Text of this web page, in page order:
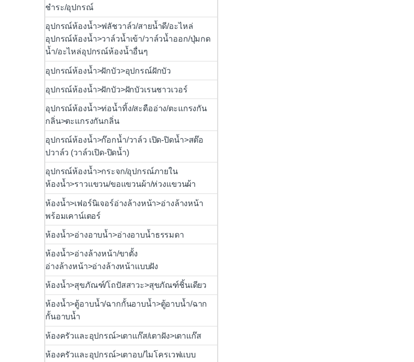
ชำระ/อุปกรณ์
อุปกรณ์ห้องน้ำ>ฟลัชวาล์ว/สายน้ำดี/อะไหล่
อุปกรณ์ห้องน้ำ>วาล์วน้ำเข้า/วาล์วน้ำออก/ปุ่มกด
น้ำ/อะไหล่อุปกรณ์ห้องน้ำอื่นๆ
อุปกรณ์ห้องน้ำ>ฝักบัว>อุปกรณ์ฝักบัว
อุปกรณ์ห้องน้ำ>ฝักบัว>ฝักบัวเรนชาวเวอร์
อุปกรณ์ห้องน้ำ>ท่อน้ำทิ้ง/สะดืออ่าง/ตะแกรงกัน
กลิ่น>ตะแกรงกันกลิ่น
อุปกรณ์ห้องน้ำ>ก๊อกน้ำ/วาล์ว เปิด-ปิดน้ำ>สต๊อ
ปวาล์ว (วาล์วเปิด-ปิดน้ำ)
อุปกรณ์ห้องน้ำ>กระจก/อุปกรณ์ภายใน
ห้องน้ำ>ราวแขวน/ขอแขวนผ้า/ห่วงแขวนผ้า
ห้องน้ำ>เฟอร์นิเจอร์อ่างล้างหน้า>อ่างล้างหน้า
พร้อมเคาน์เตอร์
ห้องน้ำ>อ่างอาบน้ำ>อ่างอาบน้ำธรรมดา
ห้องน้ำ>อ่างล้างหน้า/ขาตั้ง
อ่างล้างหน้า>อ่างล้างหน้าแบบฝัง
ห้องน้ำ>สุขภัณฑ์/โถปัสสาวะ>สุขภัณฑ์ชิ้นเดียว
ห้องน้ำ>ตู้อาบน้ำ/ฉากกั้นอาบน้ำ>ตู้อาบน้ำ/ฉาก
กั้นอาบน้ำ
ห้องครัวและอุปกรณ์>เตาแก๊ส/เตาฝัง>เตาแก๊ส
ห้องครัวและอุปกรณ์>เตาอบ/ไมโครเวฟแบบ